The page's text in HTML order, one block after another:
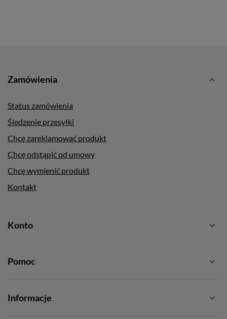
Zamówienia
Status zamówienia
Śledzenie przesyłki
Chcę zareklamować produkt
Chcę odstąpić od umowy
Chcę wymienić produkt
Kontakt
Konto
Pomoc
Informacje